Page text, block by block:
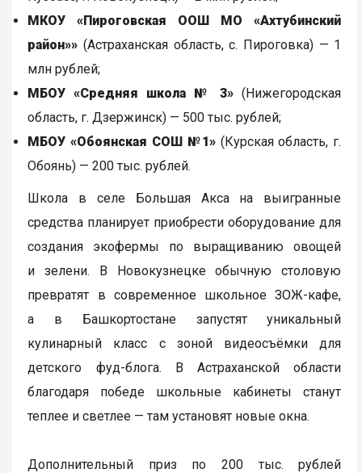
МКОУ
«Пироговская ООШ МО «Ахтубинский
район»» (Астраханская область, с. Пироговка) — 1
млн рублей;
МБОУ «Средняя школа № 3» (Нижегородская
область, г. Дзержинск) — 500 тыс. рублей;
МБОУ «Обоянская СОШ №1»(Курская область, г.
Обоянь) — 200 тыс. рублей.
Школа в селе Большая Акса на выигранные
средства планирует приобрести оборудование для
создания экофермы по выращиванию овощей
и зелени. В Новокузнецке обычную столовую
превратят в современное школьное ЗОЖ-кафе,
а в Башкортостане запустят уникальный
кулинарный класс с зоной видеосъёмки для
детского фуд-блога. В Астраханской области
благодаря победе школьные кабинеты станут
теплее и светлее — там установят новые окна.
Дополнительный приз по 200 тыс. рублей